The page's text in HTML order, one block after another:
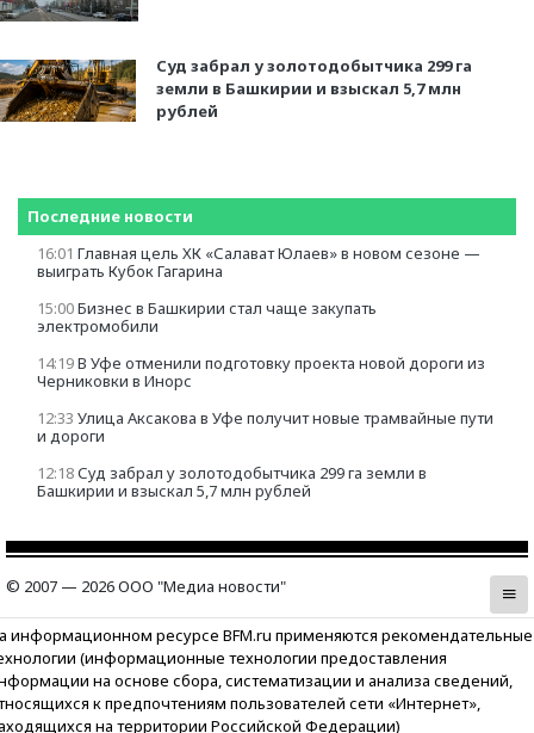
Суд забрал у золотодобытчика 299 га
земли в Башкирии и взыскал 5,7 млн
рублей
Последние новости
16:01 Главная цель ХК «Салават Юлаев» в новом сезоне —
выиграть Кубок Гагарина
15:00Бизнес в Башкирии стал чаще закупать
электромобили
14:19В Уфе отменили подготовку проекта новой дороги из
Черниковки в Инорс
12:33 Улица Аксакова в Уфе получит новые трамвайные пути
и дороги
12:18Суд забрал у золотодобытчика 299 га земли в
Башкирии и взыскал 5,7 млн рублей
© 2007 — 2026 ООО "Медиа новости"
информационном ресурсе BFM.ru применяются рекомендательные
(информационные технологии предоставления
на основе сбора, систематизации и анализа сведений,
к предпочтениям пользователей сети «Интернет»,
на территории Российской Федерации)